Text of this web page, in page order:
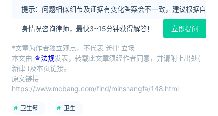
提示：问题相似细节及证据有变化答案会不一致，建议根据自
身情况咨询律师，最快3~15分钟获得解答！ 立即提问
*文章为作者独立观点，不代表 新律 立场
本文由 查法规发表，转载此文章须经作者同意，并请附上出处(
新律 )及本页链接。
原文链接
https://www.mcbang.com/find/minshangfa/148.html
卫生部 卫生